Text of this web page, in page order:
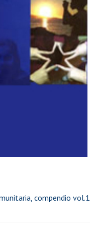
compendio vol.1